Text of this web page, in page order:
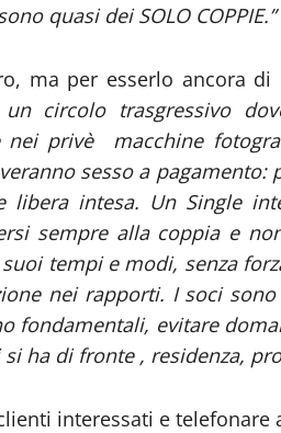
quasi dei SOLO COPPIE.”
ma per esserlo ancora
circolo trasgressivo
nei privè macchine
sesso a
libera intesa. Un Single
sempre alla coppia e
tempi e modi, senza
nei rapporti. I soci
fondamentali, evitare
ha di fronte , residenza,
interessati e